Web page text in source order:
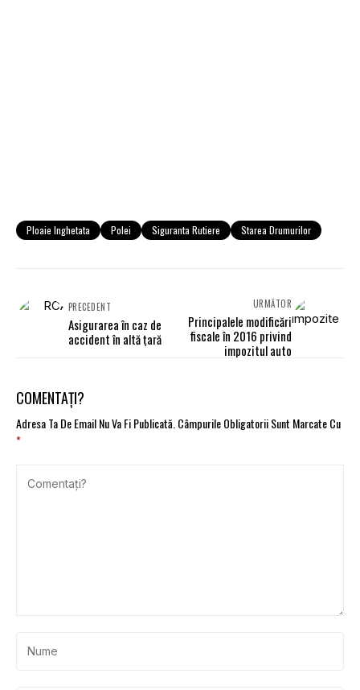
Ploaie Inghetata Polei Siguranta Rutiere Starea Drumurilor
PRECEDENT
Asigurarea în caz de
accident în altă ţară
URMĂTOR
Principalele modificări
fiscale în 2016 privind
impozitul auto
COMENTAȚI?
Adresa Ta De Email Nu Va Fi Publicată.Câmpurile Obligatorii Sunt Marcate Cu
*